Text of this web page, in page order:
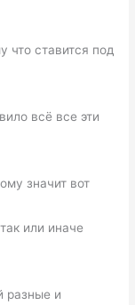
что ставится под
всё все эти
значит вот
или иначе
разные и